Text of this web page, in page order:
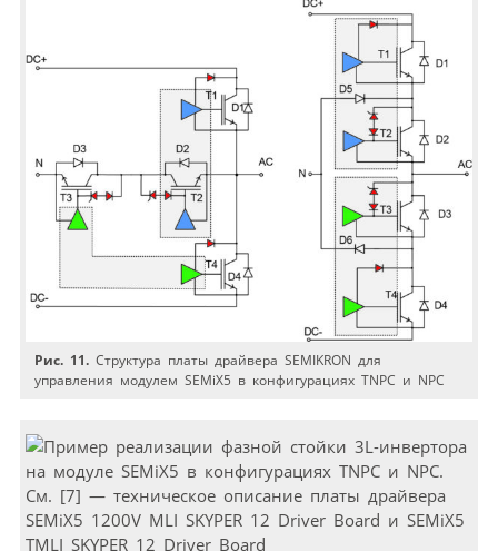
Рис. 11. Структура платы драйвера SEMIKRON для
управления модулем SEMiX5 в конфигурациях TNPC и NPC